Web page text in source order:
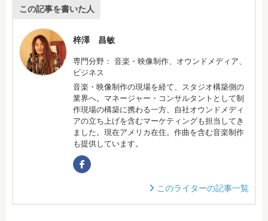
この記事を書いた人
梓澤 昌敏
専門分野： 音楽・映像制作、オウンドメディア、
ビジネス
音楽・映像制作の現場を経て、スタジオ構築側の
業界へ。マネージャー・コンサルタントとして制
作現場の構築に携わる一方、自社オウンドメディ
アの立ち上げを含むマーケティングも担当してき
ました。現在アメリカ在住。作曲を含む音楽制作
も提供しています。
このライターの記事一覧